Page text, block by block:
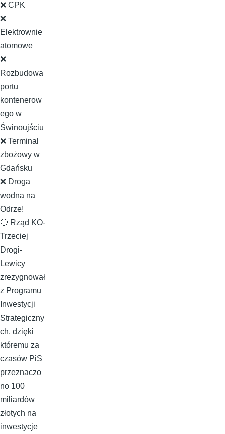
❌ CPK
❌
Elektrownie
atomowe
❌
Rozbudowa
portu
kontenerow
ego w
Świnoujściu
❌ Terminal
zbożowy w
Gdańsku
❌ Droga
wodna na
Odrze!
🔴 Rząd KO-
Trzeciej
Drogi-
Lewicy
zrezygnował
z Programu
Inwestycji
Strategiczny
ch, dzięki
któremu za
czasów PiS
przeznaczo
no 100
miliardów
złotych na
inwestycje